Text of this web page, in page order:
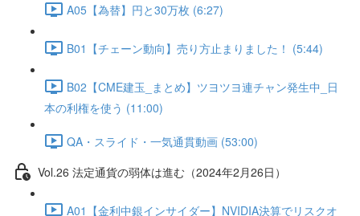
A05【為替】円と30万枚 (6:27)
B01【チェーン動向】売り方止まりました！ (5:44)
B02【CME建玉_まとめ】ツヨツヨ連チャン発生中_日
本の利権を使う (11:00)
QA・スライド・一気通貫動画 (53:00)
Vol.26 法定通貨の弱体は進む（2024年2月26日）
A01【金利中銀インサイダー】NVIDIA決算でリスクオ